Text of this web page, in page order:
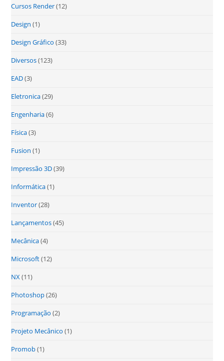
Cursos Render(12)
Design (1)
Design Gráfico (33)
Diversos(123)
EAD(3)
Eletronica(29)
Engenharia(6)
Física(3)
Fusion (1)
Impressão 3D(39)
Informática(1)
Inventor(28)
Lançamentos(45)
Mecânica(4)
Microsoft(12)
NX(11)
Photoshop(26)
Programação (2)
Projeto Mecânico (1)
Promob(1)